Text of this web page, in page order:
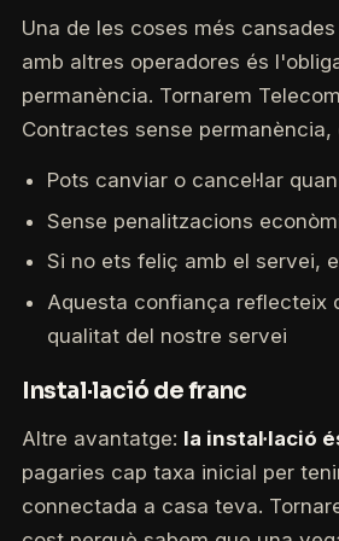
Una de les coses més
amb altres operadores és
permanència. Tornarem
Contractes sense
Pots canviar o cancel·lar
Sense penalitzacions
Si no ets feliç amb el servei,
Aquesta confiança reflecteix
qualitat del nostre servei
Instal·lació de franc
Altre avantatge: la instal·lació
pagaries cap taxa inicial per
connectada a casa teva.